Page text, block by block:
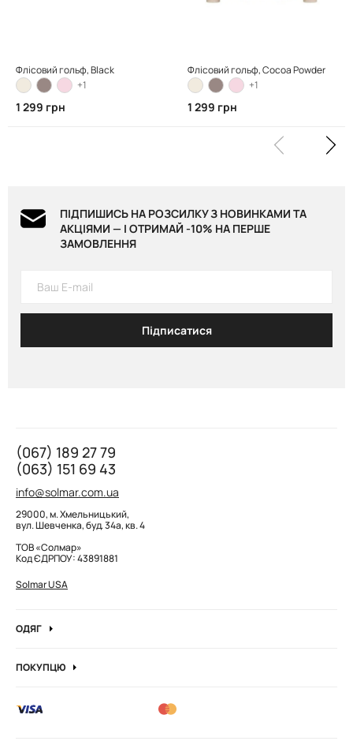
Флісовий гольф, Black
+1
1 299 грн
Флісовий гольф, Cocoa Powder
+1
1 299 грн
ПІДПИШИСЬ НА РОЗСИЛКУ З НОВИНКАМИ ТА
АКЦІЯМИ — І ОТРИМАЙ -10% НА ПЕРШЕ
ЗАМОВЛЕННЯ
Підписатися
(067) 189 27 79
(063) 151 69 43
info@solmar.com.ua
29000, м. Хмельницький,
вул. Шевченка, буд. 34а, кв. 4
ТОВ «Солмар»
Код ЄДРПОУ: 43891881
Solmar USA
ОДЯГ
Кофти та джемпера
Боді
ПОКУПЦЮ
Вакансії компанії